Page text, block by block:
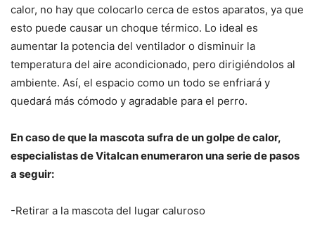
calor, no hay que colocarlo cerca de estos aparatos, ya que
esto puede causar un choque térmico. Lo ideal es
aumentar la potencia del ventilador o disminuir la
temperatura del aire acondicionado, pero dirigiéndolos al
ambiente. Así, el espacio como un todo se enfriará y
quedará más cómodo y agradable para el perro.
En caso de que la mascota sufra de un golpe de calor,
especialistas de Vitalcan enumeraron una serie de pasos
a seguir:
-Retirar a la mascota del lugar caluroso